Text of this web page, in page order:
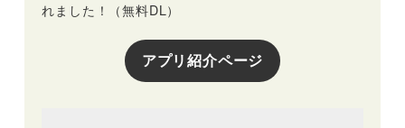
れました！（無料DL）
アプリ紹介ページ